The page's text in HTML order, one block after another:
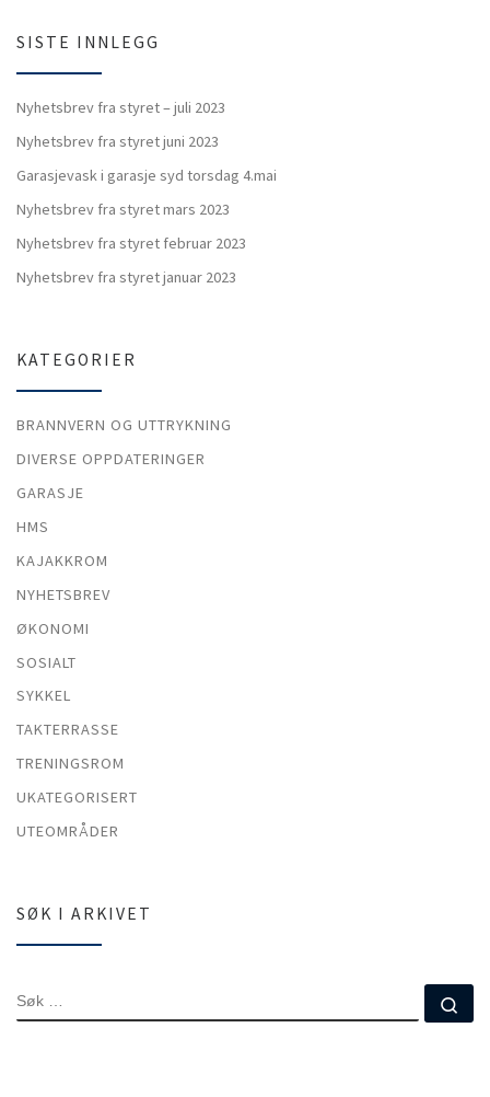
SISTE INNLEGG
Nyhetsbrev fra styret – juli 2023
Nyhetsbrev fra styret juni 2023
Garasjevask i garasje syd torsdag 4.mai
Nyhetsbrev fra styret mars 2023
Nyhetsbrev fra styret februar 2023
Nyhetsbrev fra styret januar 2023
KATEGORIER
BRANNVERN OG UTTRYKNING
DIVERSE OPPDATERINGER
GARASJE
HMS
KAJAKKROM
NYHETSBREV
ØKONOMI
SOSIALT
SYKKEL
TAKTERRASSE
TRENINGSROM
UKATEGORISERT
UTEOMRÅDER
SØK I ARKIVET
SØK